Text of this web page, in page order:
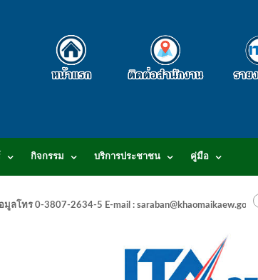
กิจกรรม บริการประชาชน คู่มือ
โทร 0-3807-2634-5 E-mail : saraban@khaomaikaew.go.th